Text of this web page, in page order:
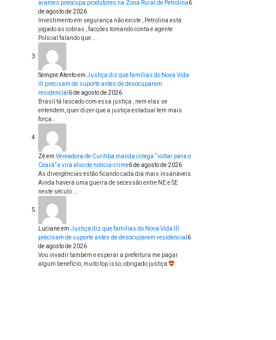
arames preocupa produtores na Zona Rural de Petrolina6
de agosto de 2026
Investimento em segurança não existe , Petrolina está
jogado as cobras , facções tomando conta e agente
Policial falando que…
Sempre Atentoem Justiça diz que famílias do Nova Vida
III precisam de suporte antes de desocuparem
residencial 6 de agosto de 2026
Brasil tá lascado com essa justiça , nem elas se
entendem, quer dizer que a justiça estadual tem mais
força…
Zéem Vereadora de Curitiba manda colega “voltar para o
Ceará” e vira alvo de notícia-crime6 de agosto de 2026
As divergências estão ficando cada dia mais insanáveis.
Ainda haverá uma guerra de secessão entre NE e SE
neste século.…
Lucianeem Justiça diz que famílias do Nova Vida III
precisam de suporte antes de desocuparem residencial 6
de agosto de 2026
Vou invadir também e esperar a prefeitura me pagar
algum benefício, muito top isso, obrigado justiça